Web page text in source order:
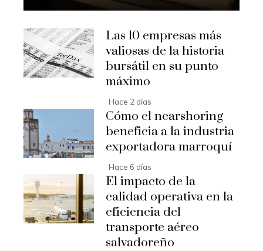
Las 10 empresas más
valiosas de la historia
bursátil en su punto
máximo
Hace 2 días
Cómo el nearshoring
beneficia a la industria
exportadora marroquí
Hace 6 días
El impacto de la
calidad operativa en la
eficiencia del
transporte aéreo
salvadoreño